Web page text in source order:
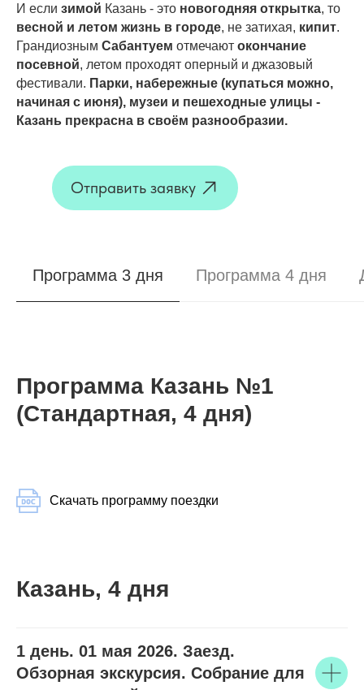
И если зимой Казань - это новогодняя открытка, то
весной и летом жизнь в городе, не затихая, кипит.
Грандиозным Сабантуем отмечают окончание
посевной, летом проходят оперный и джазовый
фестивали. Парки, набережные (купаться можно,
начиная с июня), музеи и пешеходные улицы -
Казань прекрасна в своём разнообразии.
Отправить заявку
Программа 3 дня Программа 4 дня
Программа Казань №1
(Стандартная, 4 дня)
Скачать программу поездки
Казань, 4 дня
1 день. 01 мая 2026. Заезд.
Обзорная экскурсия. Собрание для